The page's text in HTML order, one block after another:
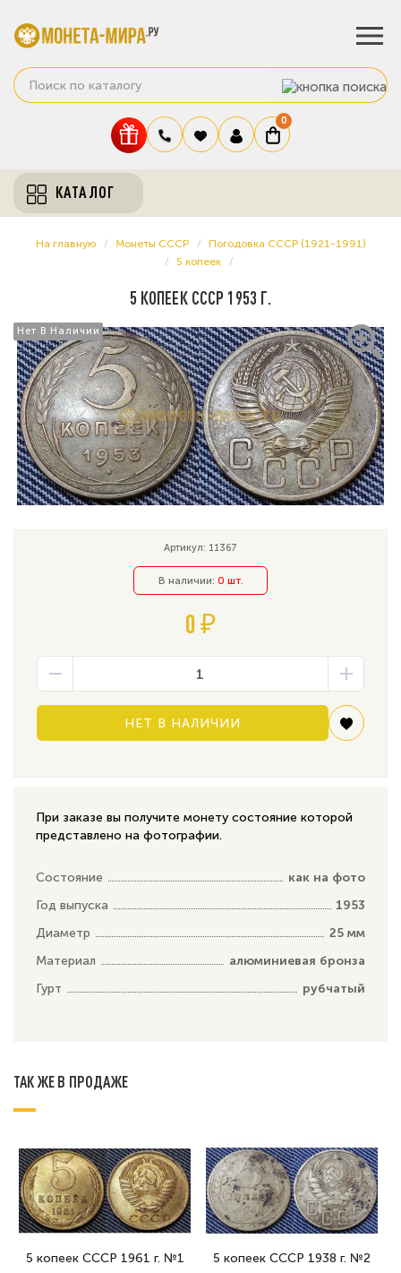
0
КАТАЛОГ
На главную Монеты СССР
Погодовка СССР (1921-1991)
5 копеек
5 КОПЕЕК СССР 1953 Г.
Нет В Наличии
Нет В Наличии
Артикул: 11367
В наличии: 0 шт.
0 ₽
НЕТ В НАЛИЧИИ
При заказе вы получите монету состояние которой
представлено на фотографии.
Состояние
как на фото
Год выпуска
1953
Диаметр
25 мм
Материал
алюминиевая бронза
Гурт
рубчатый
ТАК ЖЕ В ПРОДАЖЕ
5 копеек СССР 1961 г. №1 5 копеек СССР 1938 г. №2